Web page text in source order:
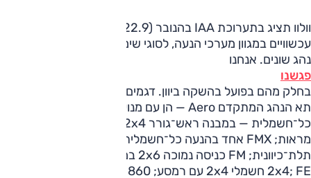
עכשוויים במגוון מערכי הנעה, לסוגי שימושים מרובים, גם עם תאי
נהג שונים. אנחנו
פגשנו
תא הנהג המתקדם Aero — הן עם מנוע ביו־פיול והן בהנעה